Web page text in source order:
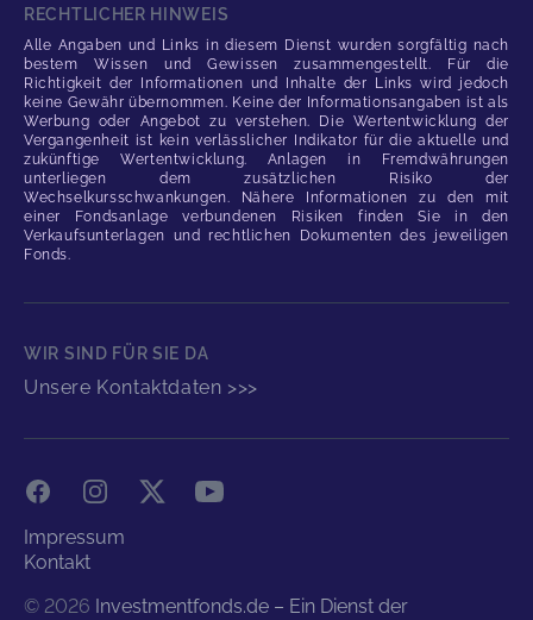
RECHTLICHER HINWEIS
Alle Angaben und Links in diesem Dienst wurden sorgfältig nach
bestem Wissen und Gewissen zusammengestellt. Für die
Richtigkeit der Informationen und Inhalte der Links wird jedoch
keine Gewähr übernommen. Keine der Informationsangaben ist als
Werbung oder Angebot zu verstehen. Die Wertentwicklung der
Vergangenheit ist kein verlässlicher Indikator für die aktuelle und
zukünftige Wertentwicklung. Anlagen in Fremdwährungen
unterliegen dem zusätzlichen Risiko der
Wechselkursschwankungen. Nähere Informationen zu den mit
einer Fondsanlage verbundenen Risiken finden Sie in den
Verkaufsunterlagen und rechtlichen Dokumenten des jeweiligen
Fonds.
WIR SIND FÜR SIE DA
Unsere Kontaktdaten >>>
FacebookInstagram
X YouTube
© 2026 Investmentfonds.de – Ein Dienst der
Impressum
Kontakt